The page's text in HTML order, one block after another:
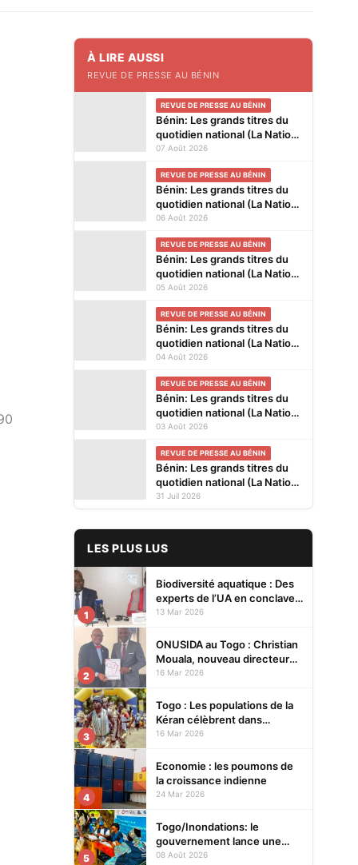
À LIRE AUSSI
REVUE DE PRESSE AU BÉNIN
REVUE DE PRESSE AU BÉNIN
Bénin: Les grands titres du
quotidien national (La Nation)
et des journaux privés en
2026
07 Août 2026
REVUE DE PRESSE AU BÉNIN
Bénin: Les grands titres du
quotidien national (La Nation)
et des journaux privés en
2026
06 Août 2026
REVUE DE PRESSE AU BÉNIN
Bénin: Les grands titres du
quotidien national (La Nation)
et des journaux privés en
2026
05 Août 2026
REVUE DE PRESSE AU BÉNIN
Bénin: Les grands titres du
quotidien national (La Nation)
et des journaux privés en
2026
04 Août 2026
REVUE DE PRESSE AU BÉNIN
Bénin: Les grands titres du
quotidien national (La Nation)
et des journaux privés en
2026
03 Août 2026
REVUE DE PRESSE AU BÉNIN
Bénin: Les grands titres du
quotidien national (La Nation)
et des journaux privés en
31 Juil 2026
LES PLUS LUS
1
Biodiversité aquatique : Des
experts de l’UA en conclave à
Lomé pour renforcer la
13 Mar 2026
2
ONUSIDA au Togo : Christian
Mouala, nouveau directeur
pays
16 Mar 2026
3
Togo : Les populations de la
Kéran célèbrent dans
l’allégresse Tislim-Difoini,
16 Mar 2026
4
Economie : les poumons de
la croissance indienne
24 Mar 2026
5
Togo/Inondations: le
gouvernement lance une
opération d’assistance aux
08 Août 2026